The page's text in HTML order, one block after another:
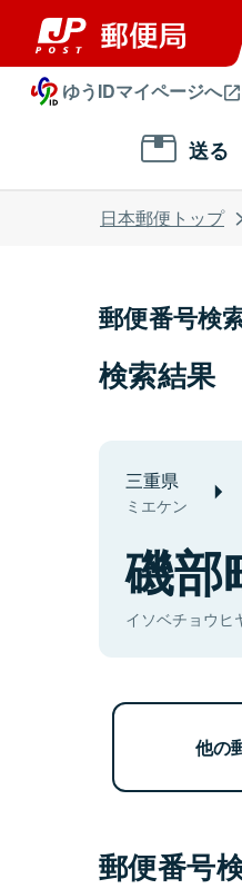
ゆうIDマイページへ
送る
日本郵便トップ
郵便番号検
検索結果
三重県
ミエケン
磯部
イソベチョウヒ
他の
郵便番号